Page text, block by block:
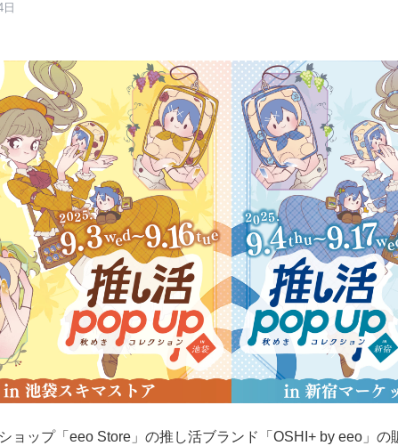
ョップ「eeo Store」の推し活ブランド「OSHI+ by eeo」の